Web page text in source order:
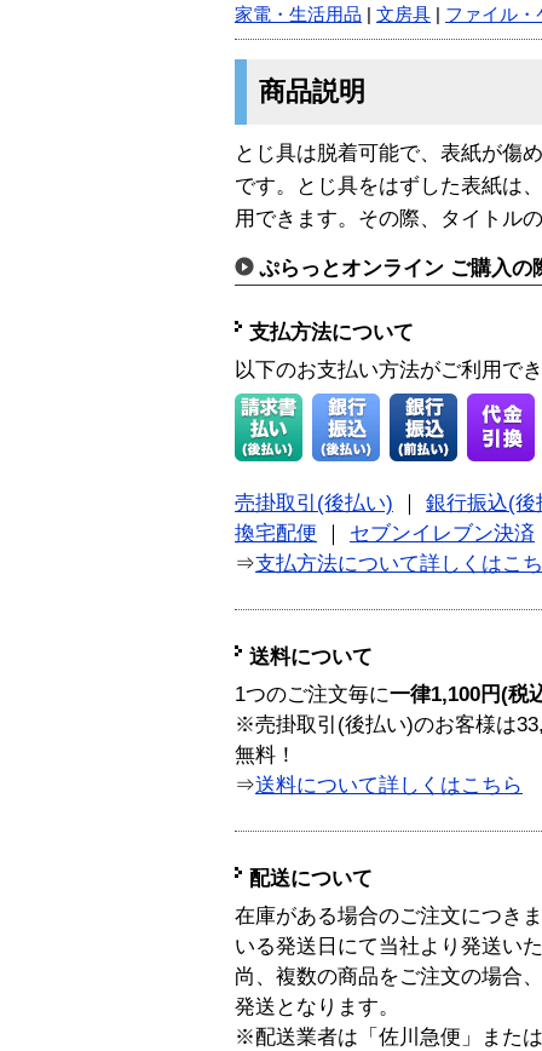
家電・生活用品 文房具 ファイル・
商品説明
とじ具は脱着可能で、表紙が傷
です。とじ具をはずした表紙は
用できます。その際、タイトル
ぷらっとオンライン ご購入の
支払方法について
以下のお支払い方法がご利用で
売掛取引(後払い)
銀行振込(後
換宅配便
セブンイレブン決済
⇒支払方法について詳しくはこ
送料について
1つのご注文毎に一律1,100円(税
※売掛取引(後払い)のお客様は
無料！
⇒送料について詳しくはこちら
配送について
在庫がある場合のご注文につき
いる発送日にて当社より発送い
尚、複数の商品をご注文の場合
発送となります。
※配送業者は「佐川急便」また